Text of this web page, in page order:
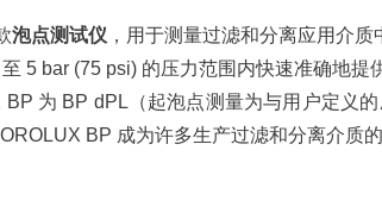
泡点测试仪 ，用于测量过滤和分离应用介质
5 bar (75 psi) 的压力范围内快速准确地提
为 BP dPL（起泡点测量为与用户定义
BP 成为许多生产过滤和分离介质